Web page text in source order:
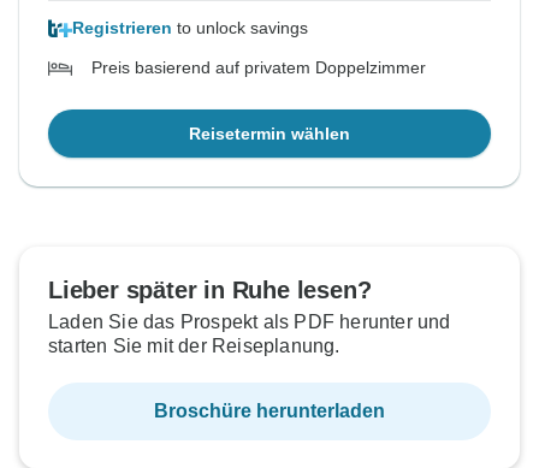
Registrieren to unlock savings
Preis basierend auf privatem Doppelzimmer
Reisetermin wählen
Lieber später in Ruhe lesen?
Laden Sie das Prospekt als PDF herunter und
starten Sie mit der Reiseplanung.
Broschüre herunterladen